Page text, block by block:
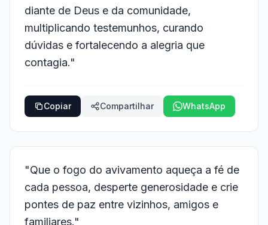
diante de Deus e da comunidade,
multiplicando testemunhos, curando
dúvidas e fortalecendo a alegria que
contagia."
Copiar Compartilhar WhatsApp
"Que o fogo do avivamento aqueça a fé de
cada pessoa, desperte generosidade e crie
pontes de paz entre vizinhos, amigos e
familiares."